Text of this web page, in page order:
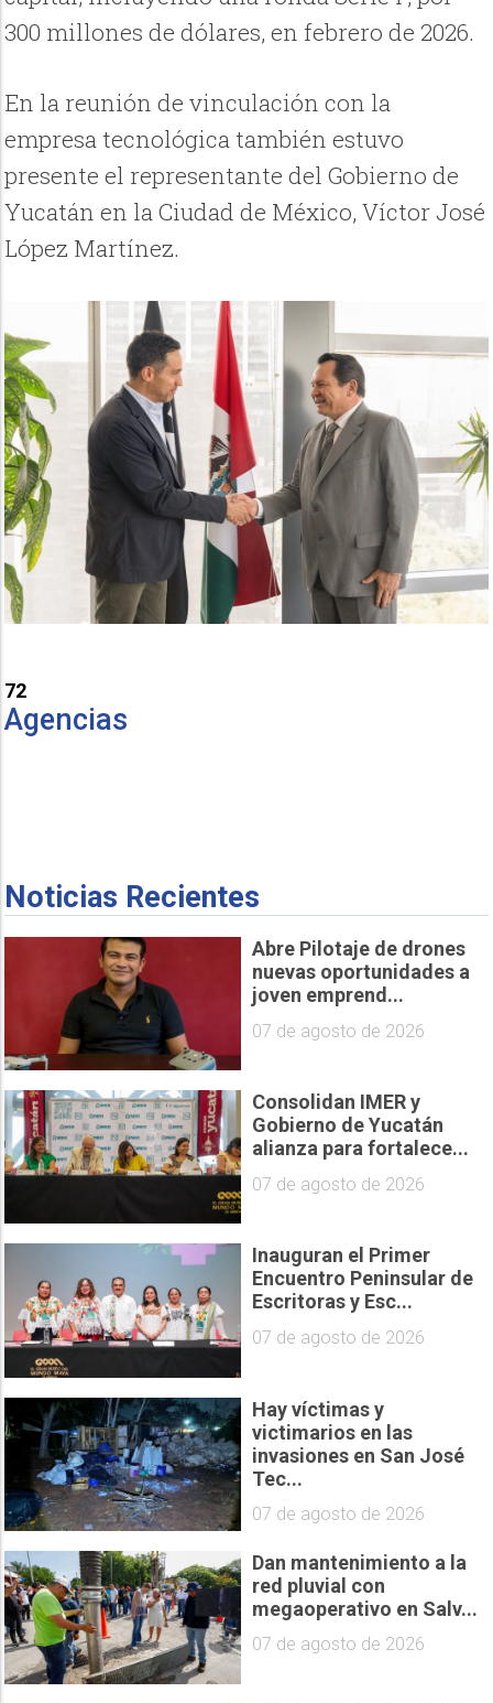
300 millones de dólares, en febrero de 2026.
En la reunión de vinculación con la
empresa tecnológica también estuvo
presente el representante del Gobierno de
Yucatán en la Ciudad de México, Víctor José
López Martínez.
72
Agencias
Noticias Recientes
Abre Pilotaje de drones
nuevas oportunidades a
joven emprend...
07 de agosto de 2026
Consolidan IMER y
Gobierno de Yucatán
alianza para fortalece...
07 de agosto de 2026
Inauguran el Primer
Encuentro Peninsular de
Escritoras y Esc...
07 de agosto de 2026
Hay víctimas y
victimarios en las
invasiones en San José
Tec...
07 de agosto de 2026
Dan mantenimiento a la
red pluvial con
megaoperativo en Salv...
07 de agosto de 2026